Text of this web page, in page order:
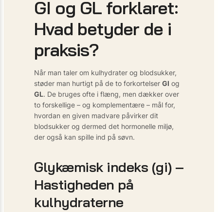
GI og GL forklaret:
Hvad betyder de i
praksis?
Når man taler om kulhydrater og blodsukker,
støder man hurtigt på de to forkortelser GI og
GL. De bruges ofte i flæng, men dækker over
to forskellige – og komplementære – mål for,
hvordan en given madvare påvirker dit
blodsukker og dermed det hormonelle miljø,
der også kan spille ind på søvn.
Glykæmisk indeks (gi) –
Hastigheden på
kulhydraterne